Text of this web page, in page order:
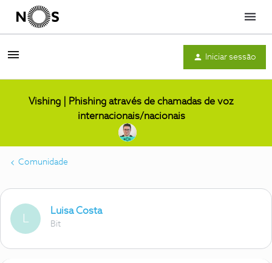
Menu
Iniciar sessão
Vishing | Phishing através de chamadas de voz
internacionais/nacionais
Comunidade
L
Luisa Costa
Bit